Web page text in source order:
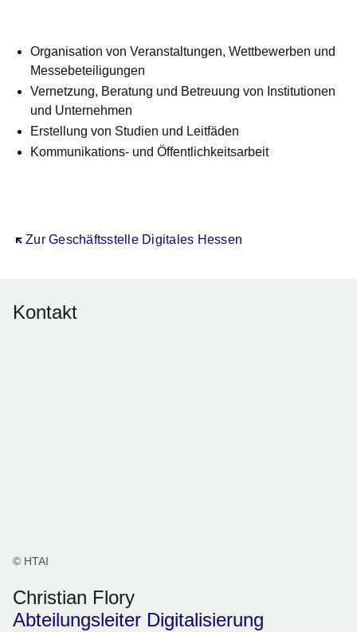
Organisation von Veranstaltungen, Wettbewerben und
Messebeteiligungen
Vernetzung, Beratung und Betreuung von Institutionen
und Unternehmen
Erstellung von Studien und Leitfäden
Kommunikations- und Öffentlichkeitsarbeit
Zur Geschäftsstelle Digitales Hessen
Öffnet sich in einem neuen Fenster
Kontakt
© HTAI
Christian Flory
Abteilungsleiter Digitalisierung